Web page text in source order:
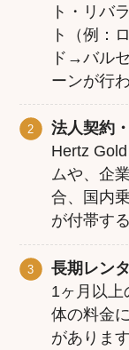
ト・リバ
ト（例：
ド→バル
ーンが行
法人契約
Hertz
ムや、企
合、国内
が付帯す
長期レン
1ヶ月以上
体の料金
がありま